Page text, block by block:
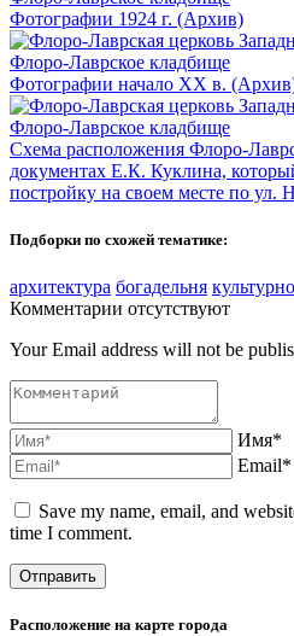
Фотографии 1924 г. (Архив)
Фотографии начало XX в.
Схема расположения Флоро-
документах Е.К. Куклина,
постройку на своем месте по ул.
Подборки по схожей тематике:
архитектура богадельня
Комментарии отсутствуют
Your Email address will not be
Имя*
Email*
Save my name, email, and
time I comment.
Расположение на карте города